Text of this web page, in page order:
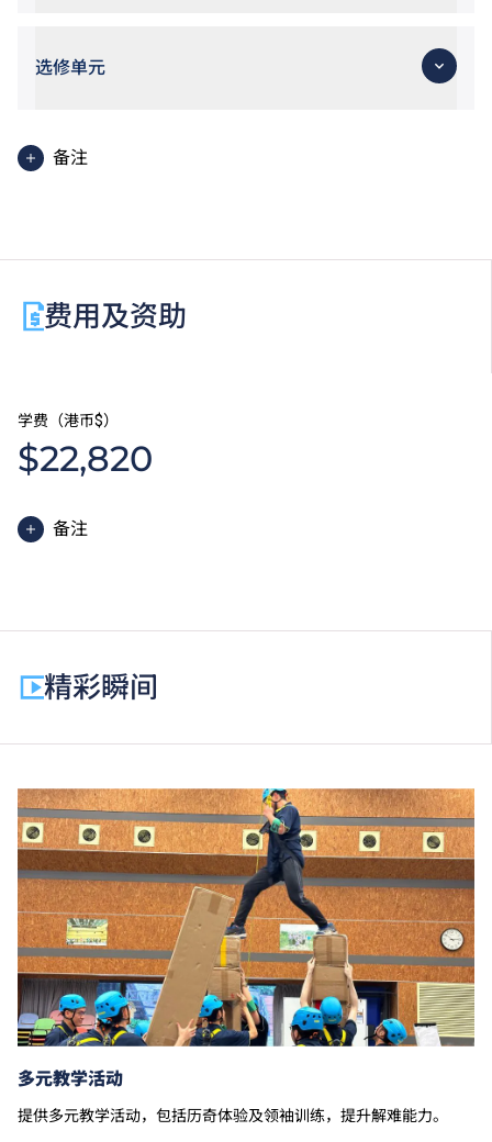
选修单元
备注
选修单元」，以符合申请入学条件包括中学文凭考试数
费用及资助
学费（港币$）
$22,820
备注
除学费外，学生须缴交其他费用如保证金及学生会年
为增强对学生的学习支援，学院或会要求部分学生修读
以上资料只适用于本地学生。
精彩瞬间
多元教学活动
提供多元教学活动，包括历奇体验及领袖训练，提升解难能力。